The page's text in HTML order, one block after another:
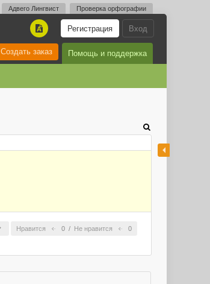
Адвего Лингвист Проверка орфографии
Вход
Регистрация
A
Помощь и поддержка
Создать заказ
Нравится 0 / Не нравится 0